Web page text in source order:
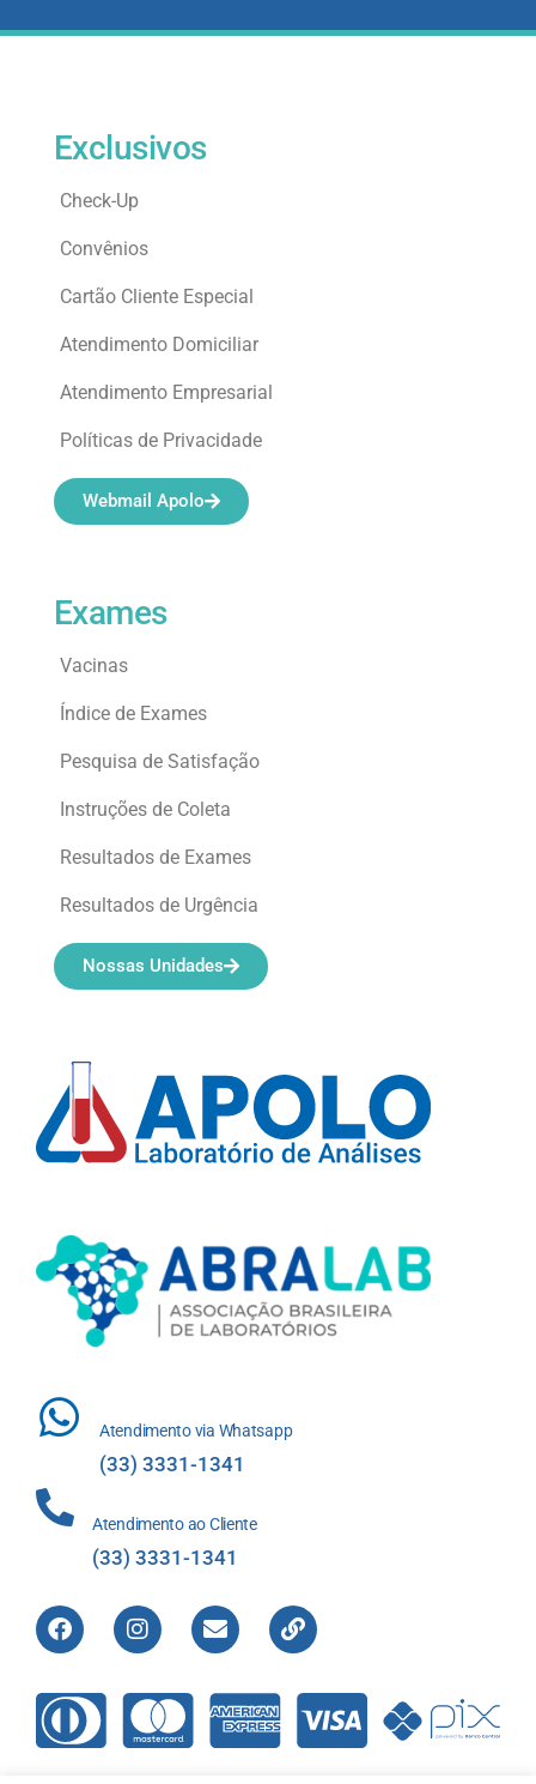
Atendimento via Whatsapp
(33) 3331-1341
Atendimento ao Cliente
(33) 3331-1341
Exames
Vacinas
Índice de Exames
Pesquisa de Satisfação
Instruções de Coleta
Resultados de Exames
Resultados de Urgência
Nossas Unidades
Exclusivos
Check-Up
Convênios
Cartão Cliente Especial
Atendimento Domiciliar
Atendimento Empresarial
Políticas de Privacidade
Webmail Apolo